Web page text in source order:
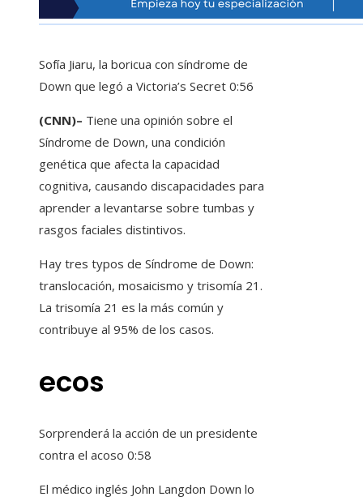
Sofía Jiaru, la boricua con síndrome de
Down que legó a Victoria’s Secret 0:56
(CNN)– Tiene una opinión sobre el
Síndrome de Down, una condición
genética que afecta la capacidad
cognitiva, causando discapacidades para
aprender a levantarse sobre tumbas y
rasgos faciales distintivos.
Hay tres typos de Síndrome de Down:
translocación, mosaicismo y trisomía 21.
La trisomía 21 es la más común y
contribuye al 95% de los casos.
ecos
Sorprenderá la acción de un presidente
contra el acoso 0:58
El médico inglés John Langdon Down lo